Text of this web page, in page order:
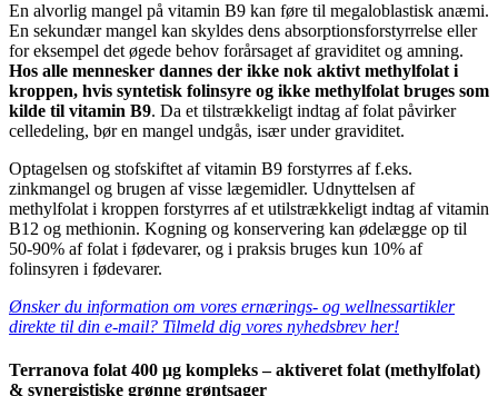
En alvorlig mangel på vitamin B9 kan føre til megaloblastisk anæmi.
En sekundær mangel kan skyldes dens absorptionsforstyrrelse eller
for eksempel det øgede behov forårsaget af graviditet og amning.
Hos alle mennesker dannes der ikke nok aktivt methylfolat i
kroppen, hvis syntetisk folinsyre og ikke methylfolat bruges som
kilde til vitamin B9. Da et tilstrækkeligt indtag af folat påvirker
celledeling, bør en mangel undgås, især under graviditet.
Optagelsen og stofskiftet af vitamin B9 forstyrres af f.eks.
zinkmangel og brugen af ​​visse lægemidler. Udnyttelsen af ​​
methylfolat i kroppen forstyrres af et utilstrækkeligt indtag af vitamin
B12 og methionin. Kogning og konservering kan ødelægge op til
50-90% af folat i fødevarer, og i praksis bruges kun 10% af
folinsyren i fødevarer.
Ønsker du information om vores ernærings- og wellnessartikler
direkte til din e-mail? Tilmeld dig vores nyhedsbrev her!
Terranova folat 400 μg kompleks – aktiveret folat (methylfolat)
& synergistiske grønne grøntsager